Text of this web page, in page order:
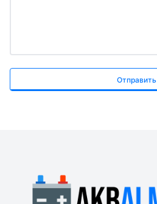
Отправить